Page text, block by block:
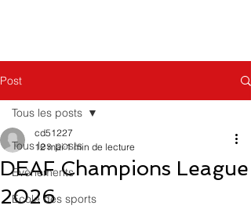
Post
Tous les posts
Evènements
Ecole des sports
Tous les posts
DEAF Champions League
2026
cd51227
12 mai 1 min de lecture